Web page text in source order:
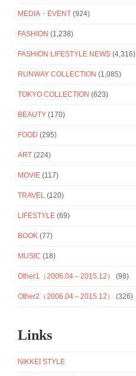
MEDIA・EVENT (924)
FASHION (1,238)
FASHION LIFESTYLE NEWS (4,316)
RUNWAY COLLECTION (1,085)
TOKYO COLLECTION (623)
BEAUTY (170)
FOOD (295)
ART (224)
MOVIE (117)
TRAVEL (120)
LIFESTYLE (69)
BOOK (77)
MUSIC (18)
Other1（2006.04～2015.12） (98)
Other2（2006.04～2015.12） (326)
Links
NIKKEI STYLE